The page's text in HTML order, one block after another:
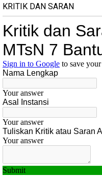
KRITIK DAN SARAN